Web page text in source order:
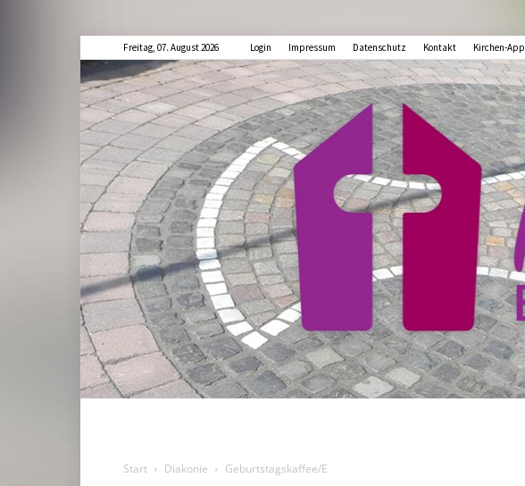
Freitag, 07. August 2026 Login Impressum Datenschutz Kontakt Kirchen-App
Start Diakonie Geburtstagskaffee/E